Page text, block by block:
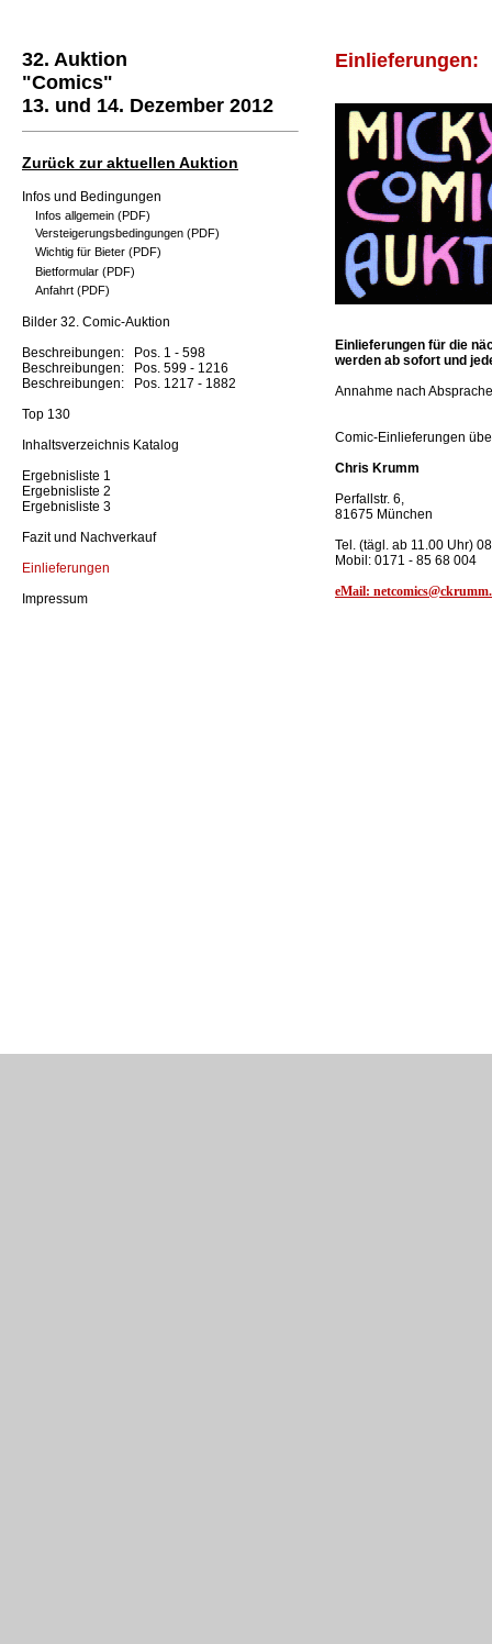
32. Auktion
"Comics"
13. und 14. Dezember 2012
Zurück zur aktuellen Auktion
Infos und Bedingungen
Infos allgemein (PDF)
Versteigerungsbedingungen (PDF)
Wichtig für Bieter (PDF)
Bietformular (PDF)
Anfahrt (PDF)
Bilder 32. Comic-Auktion
Beschreibungen: Pos. 1 - 598
Beschreibungen: Pos. 599 - 1216
Beschreibungen: Pos. 1217 - 1882
Top 130
Inhaltsverzeichnis Katalog
Ergebnisliste 1
Ergebnisliste 2
Ergebnisliste 3
Fazit und Nachverkauf
Einlieferungen
Impressum
Einlieferungen:
Einlieferungen für die
werden ab sofort und
Annahme nach
Comic-Einlieferungen
Chris Krumm
Perfallstr. 6,
81675 München
Tel. (tägl. ab 11.00 Uhr)
Mobil: 0171 - 85 68 004
eMail: